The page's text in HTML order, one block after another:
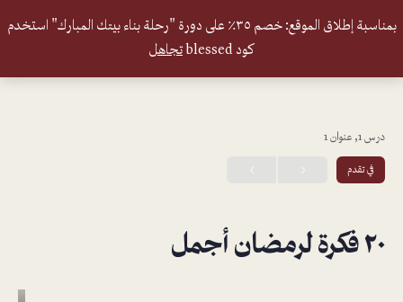
بمناسبة إطلاق الموقع: خصم ٣٥٪ على دورة "رحلة بناء بيتك المبارك" استخدم
كود blessed
تجاهل
درس 1, عنوان 1
في تقدم
٢٠ فكرة لرمضان أجمل